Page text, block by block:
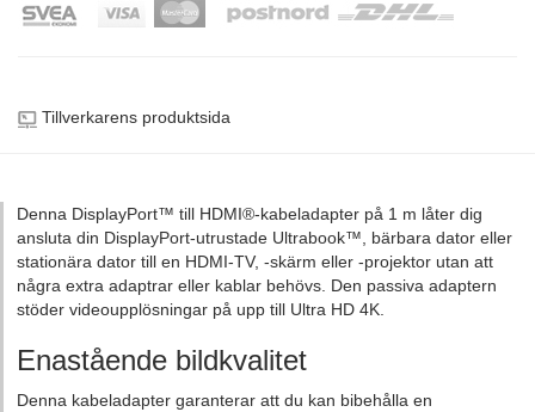
Tillverkarens produktsida
Denna DisplayPort™ till HDMI®-kabeladapter på 1 m låter dig
ansluta din DisplayPort-utrustade Ultrabook™, bärbara dator eller
stationära dator till en HDMI-TV, -skärm eller -projektor utan att
några extra adaptrar eller kablar behövs. Den passiva adaptern
stöder videoupplösningar på upp till Ultra HD 4K.
Enastående bildkvalitet
Denna kabeladapter garanterar att du kan bibehålla en